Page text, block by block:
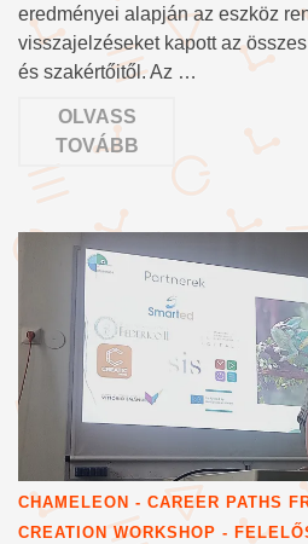
eredményei alapján az eszköz
visszajelzéseket kapott az
és szakértőitől. Az …
OLVASS
TOVÁBB
CHAMELEON - CAREER PATHS
CREATION WORKSHOP -